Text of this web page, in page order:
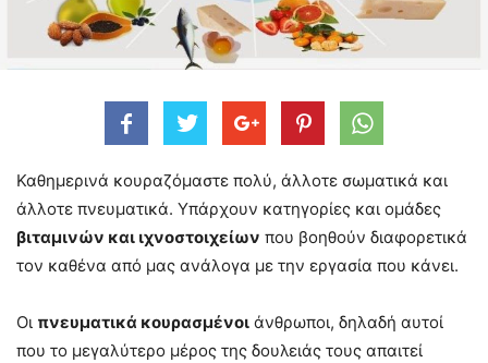
Καθημερινά κουραζόμαστε πολύ, άλλοτε σωματικά και
άλλοτε πνευματικά. Υπάρχουν κατηγορίες και ομάδες
βιταμινών και ιχνοστοιχείων που βοηθούν διαφορετικά
τον καθένα από μας ανάλογα με την εργασία που κάνει.
Οι πνευματικά κουρασμένοι άνθρωποι, δηλαδή αυτοί
που το μεγαλύτερο μέρος της δουλειάς τους απαιτεί